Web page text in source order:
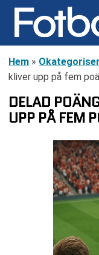
Hem »
kliver upp på fem
DELAD
UPP PÅ FEM